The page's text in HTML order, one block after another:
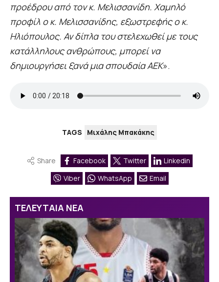
προέδρου από τον κ. Μελισσανίδη. Χαμηλό
προφίλ ο κ. Μελισσανίδης, εξωστρεφής ο κ.
Ηλιόπουλος. Αν δίπλα του στελεχωθεί με τους
κατάλληλους ανθρώπους, μπορεί να
δημιουργήσει ξανά μια σπουδαία ΑΕΚ».
TAGS Μιχάλης Μπακάκης
Share Facebook Twitter
Linkedin
Viber
WhatsApp Email
ΤΕΛΕΥΤΑΙΑ ΝΕΑ